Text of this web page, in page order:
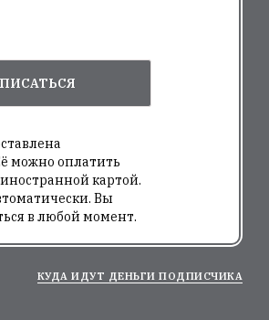
можно оплатить
картой.
Вы
в любой момент.
КУДА ИДУТ ДЕНЬГИ ПОДПИСЧИКА